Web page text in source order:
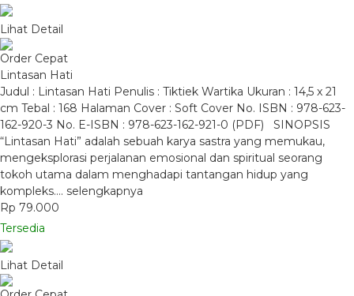
Lihat Detail
Order Cepat
Lintasan Hati
Judul : Lintasan Hati Penulis : Tiktiek Wartika Ukuran : 14,5 x 21
cm Tebal : 168 Halaman Cover : Soft Cover No. ISBN : 978-623-
162-920-3 No. E-ISBN : 978-623-162-921-0 (PDF) SINOPSIS
“Lintasan Hati” adalah sebuah karya sastra yang memukau,
mengeksplorasi perjalanan emosional dan spiritual seorang
tokoh utama dalam menghadapi tantangan hidup yang
kompleks…. selengkapnya
Rp 79.000
Tersedia
Lihat Detail